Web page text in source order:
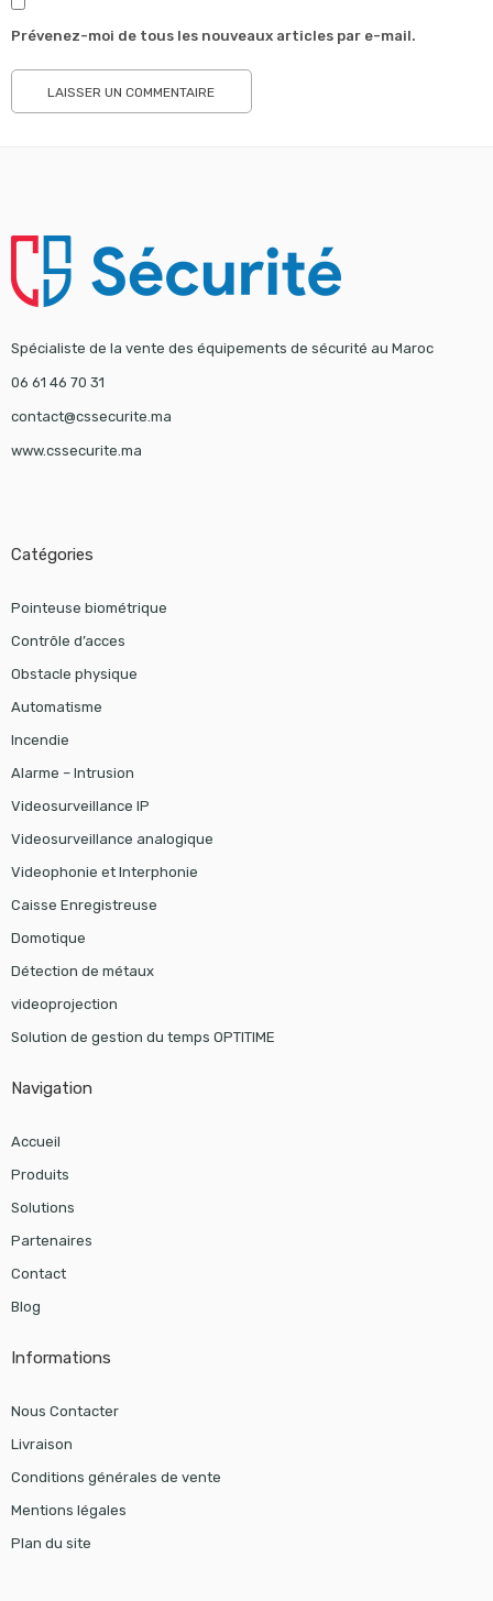
Prévenez-moi de tous les nouveaux articles par e-mail.
Spécialiste de la vente des équipements de sécurité au Maroc
06 61 46 70 31
contact@cssecurite.ma
www.cssecurite.ma
Catégories
Pointeuse biométrique
Contrôle d’acces
Obstacle physique
Automatisme
Incendie
Alarme – Intrusion
Videosurveillance IP
Videosurveillance analogique
Videophonie et Interphonie
Caisse Enregistreuse
Domotique
Détection de métaux
videoprojection
Solution de gestion du temps OPTITIME
Navigation
Accueil
Produits
Solutions
Partenaires
Contact
Blog
Informations
Nous Contacter
Livraison
Conditions générales de vente
Mentions légales
Plan du site